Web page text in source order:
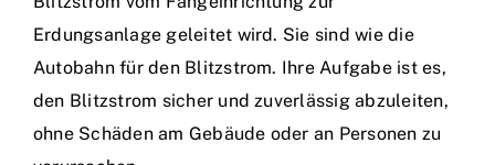
Erdungsanlage geleitet wird. Sie sind wie die
Autobahn für den Blitzstrom. Ihre Aufgabe ist es,
den Blitzstrom sicher und zuverlässig abzuleiten,
ohne Schäden am Gebäude oder an Personen zu